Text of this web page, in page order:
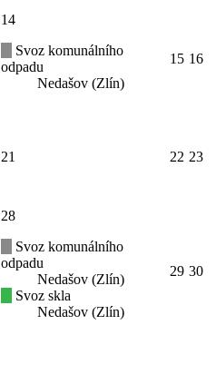
14
Svoz komunálního
odpadu
Nedašov (Zlín)
15 16
21 22 23
28
Svoz komunálního
odpadu
Nedašov (Zlín)
Svoz skla
Nedašov (Zlín)
29 30